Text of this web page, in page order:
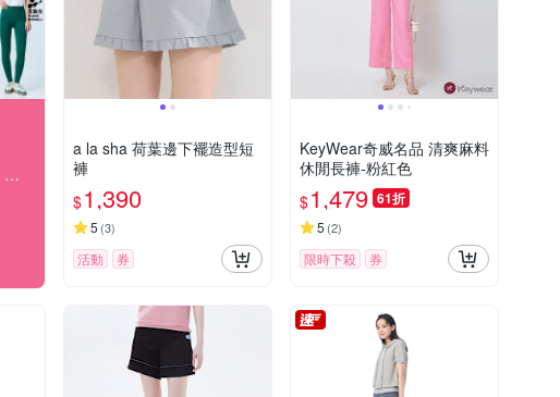
歐薇x元動力 夏末煥新 人氣穿搭 下單折188
a la sha 荷葉邊下襬造型短
褲
$1,390
5 (3)
活動 券
KeyWear奇威名品 清爽麻料
休閒長褲-粉紅色
$1,479 61折
5 (2)
限時下殺 券